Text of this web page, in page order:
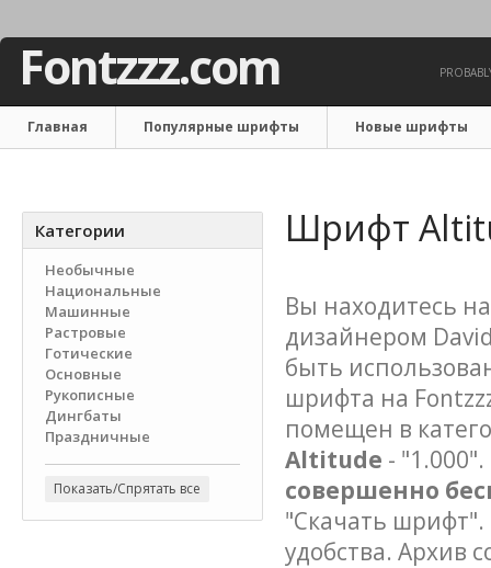
Fontzzz.com
Главная Популярные шрифты Новые шрифты
Категории
Необычные
Национальные
Машинные
Растровые
Готические
Основные
Рукописные
Дингбаты
Праздничные
Показать/Спрятать все
Шрифт
Вы находитесь
дизайнером
быть
шрифта на
помещен в
Altitude -
совершенно
"Скачать
удобства. Архив